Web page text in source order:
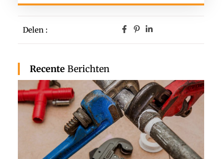
Delen :
Recente Berichten